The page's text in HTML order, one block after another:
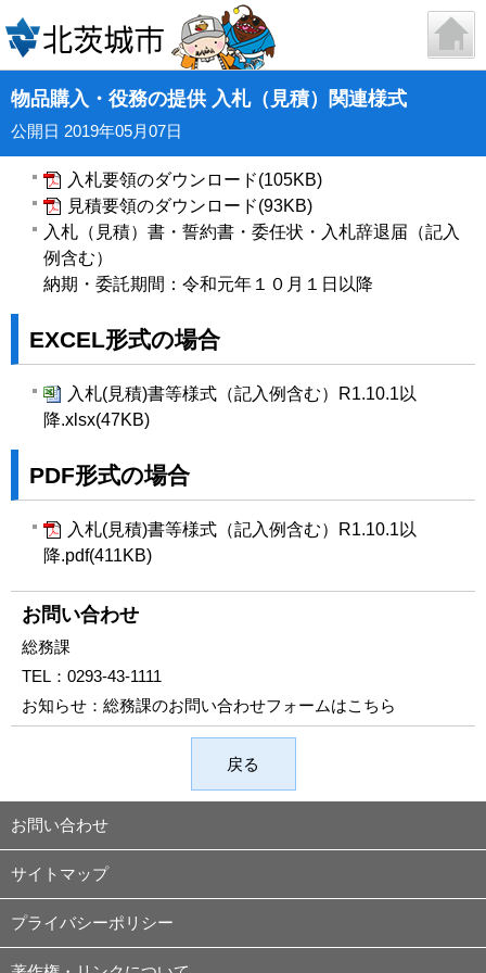
物品購入・役務の提供 入札（見積）関連様式
公開日 2019年05月07日
入札要領のダウンロード(105KB)
見積要領のダウンロード(93KB)
入札（見積）書・誓約書・委任状・入札辞退届（記入
例含む）
納期・委託期間：令和元年１０月１日以降
EXCEL形式の場合
入札(見積)書等様式（記入例含む）R1.10.1以
降.xlsx(47KB)
PDF形式の場合
入札(見積)書等様式（記入例含む）R1.10.1以
降.pdf(411KB)
お問い合わせ
総務課
TEL： 0293-43-1111
お知らせ： 総務課のお問い合わせフォームはこちら
戻る
お問い合わせ
サイトマップ
プライバシーポリシー